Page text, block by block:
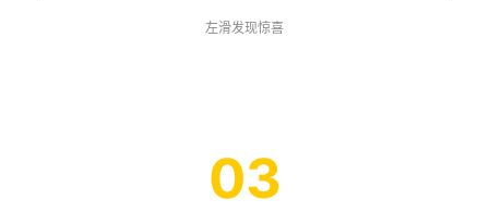
左滑发现惊喜
03